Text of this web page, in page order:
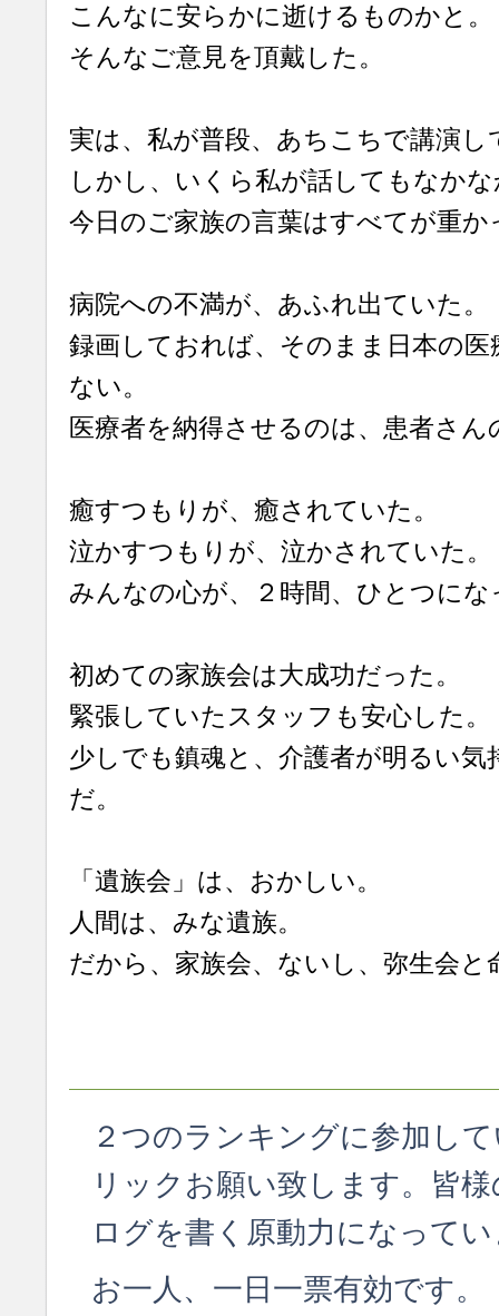
こんなに安らかに逝けるものかと。
そんなご意見を頂戴した。
実は、私が普段、あちこちで講演
しかし、いくら私が話してもなか
今日のご家族の言葉はすべてが重か
病院への不満が、あふれ出ていた。
録画しておれば、そのまま日本の
ない。
医療者を納得させるのは、患者さん
癒すつもりが、癒されていた。
泣かすつもりが、泣かされていた。
みんなの心が、２時間、ひとつにな
初めての家族会は大成功だった。
緊張していたスタッフも安心した。
少しでも鎮魂と、介護者が明るい気
だ。
「遺族会」は、おかしい。
人間は、みな遺族。
だから、家族会、ないし、弥生会と
２つのランキングに参加し
リックお願い致します。皆
ログを書く原動力になって
お一人、一日一票有効です。